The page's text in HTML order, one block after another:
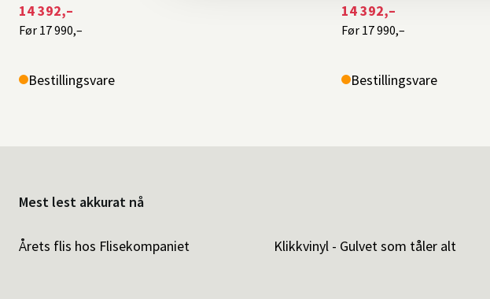
14 392,–
Før 17 990,–
Bestillingsvare
14 392,–
Før 17 990,–
Bestillingsvare
Mest lest akkurat nå
Årets flis hos Flisekompaniet Klikkvinyl - Gulvet som tåler alt